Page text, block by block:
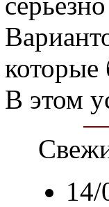
В этом
14/